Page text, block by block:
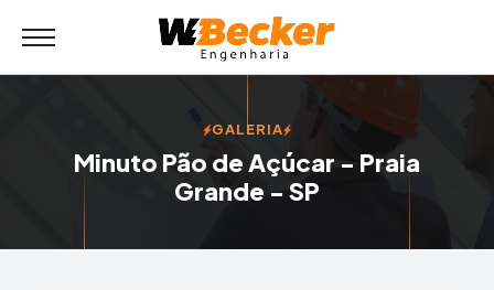
GALERIA
Minuto Pão de Açúcar - Praia
Grande - SP